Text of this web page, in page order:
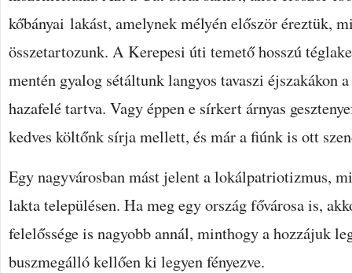
kőbányai lakást, amelynek mélyén először éreztük,
összetartozunk. A Kerepesi úti temető hosszú
mentén gyalog sétáltunk langyos tavaszi éjszakákon
hazafelé tartva. Vagy éppen e sírkert árnyas
kedves költőnk sírja mellett, és már a fiúnk is ott
Egy nagyvárosban mást jelent a lokálpatriotizmus,
lakta településen. Ha meg egy ország fővárosa is,
felelőssége is nagyobb annál, minthogy a hozzájuk
buszmegálló kellően ki legyen fényezve.